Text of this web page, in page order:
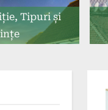
Tipuri și